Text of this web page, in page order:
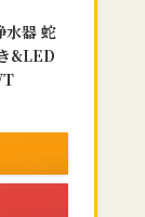
水器 蛇
&LED